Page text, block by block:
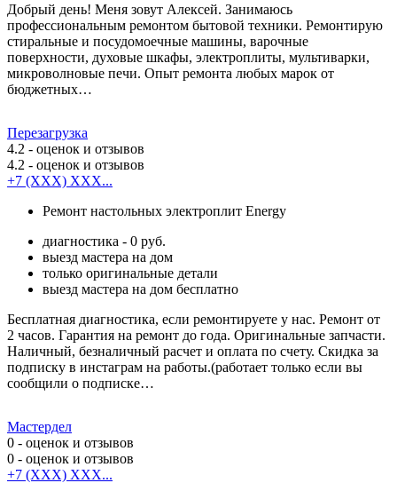
Добрый день! Меня зовут Алексей. Занимаюсь
профессиональным ремонтом бытовой техники. Ремонтирую
стиральные и посудомоечные машины, варочные
поверхности, духовые шкафы, электроплиты, мультиварки,
микроволновые печи. Опыт ремонта любых марок от
бюджетных…
Перезагрузка
4.2 - оценок и отзывов
4.2 - оценок и отзывов
+7 (XXX) XXX...
Ремонт настольных электроплит Energy
диагностика - 0 руб.
выезд мастера на дом
только оригинальные детали
выезд мастера на дом бесплатно
Бесплатная диагностика, если ремонтируете у нас. Ремонт от
2 часов. Гарантия на ремонт до года. Оригинальные запчасти.
Наличный, безналичный расчет и оплата по счету. Скидка за
подписку в инстаграм на работы.(работает только если вы
сообщили о подписке…
Мастердел
0 - оценок и отзывов
0 - оценок и отзывов
+7 (XXX) XXX...